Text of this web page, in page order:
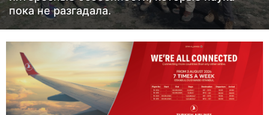
г
д
а
з
а
пока не разгадала.